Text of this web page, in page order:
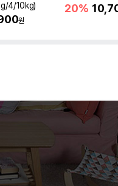
4/10kg)
원
20%